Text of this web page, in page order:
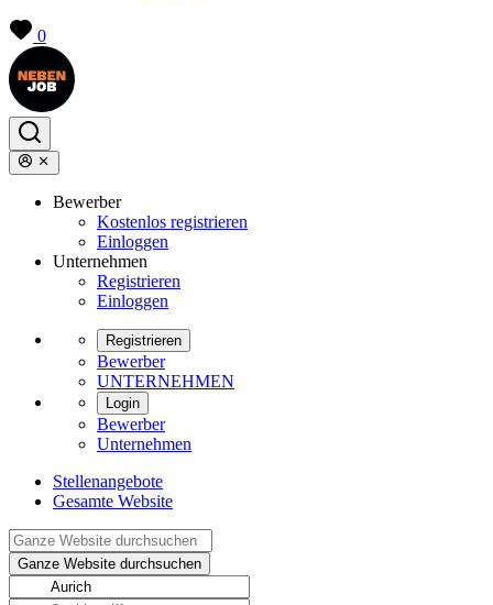
0
Bewerber
Kostenlos registrieren
Einloggen
Unternehmen
Registrieren
Einloggen
Registrieren
Bewerber
UNTERNEHMEN
Login
Bewerber
Unternehmen
Stellenangebote
Gesamte Website